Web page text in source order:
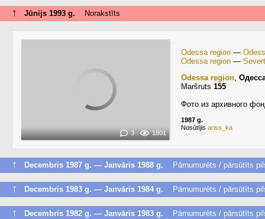
↑ Jūnijs 1993 g. Norakstīts
3 1801
Odessa region —
Odessa region —
Odessa region,
Maršruts 155
Фото из архивного
1987 g.
Nosūtījis ariss_ka
↑ Decembris 1987 g. — Janvāris 1988 g. Pārnumurēts / pārsūtīts
↑ Decembris 1983 g. — Janvāris 1984 g. Pārnumurēts / pārsūtīts
↑ Decembris 1982 g. — Janvāris 1983 g. Pārnumurēts / pārsūtīts